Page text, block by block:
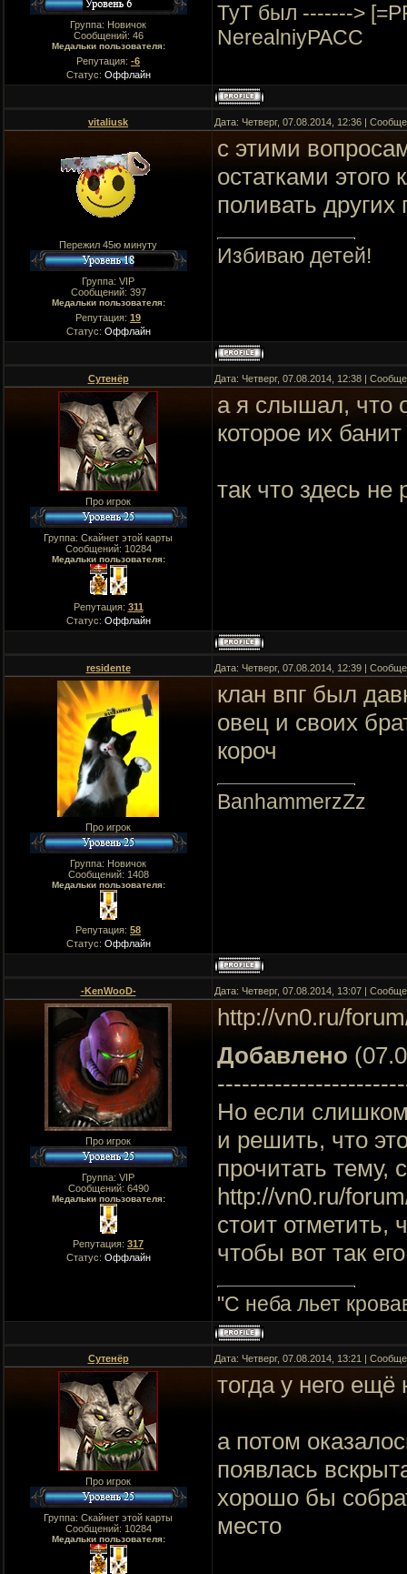
Группа: Новичок
Сообщений: 46
Медальки пользователя:
Репутация: -6
Статус: Оффлайн
ТуТ был ------->
NerealniyPACC
vitaliusk Дата: Четверг, 07.08.2014, 12:36 |
Пережил 45ю минуту
Группа: VIP
Сообщений: 397
Медальки пользователя:
Репутация: 19
Статус: Оффлайн
с этими
остатками
поливать
Избиваю детей!
Сутенёр Дата: Четверг, 07.08.2014, 12:38 |
Про игрок
Группа: Скайнет этой карты
Сообщений: 10284
Медальки пользователя:
Репутация: 311
Статус: Оффлайн
а я слышал, что
которое их
так что здесь
residente Дата: Четверг, 07.08.2014, 12:39 |
Про игрок
Группа: Новичок
Сообщений: 1408
Медальки пользователя:
Репутация: 58
Статус: Оффлайн
клан впг был
овец и своих
короч
BanhammerzZz
-KenWooD- Дата: Четверг, 07.08.2014, 13:07 |
Про игрок
Группа: VIP
Сообщений: 6490
Медальки пользователя:
Репутация: 317
Статус: Оффлайн
http://vn0.ru/
Добавлено
Но если
и решить, что
прочитать тему,
http://vn0.ru/
стоит отметить,
чтобы вот так
"C неба льет
Сутенёр Дата: Четверг, 07.08.2014, 13:21 |
Про игрок
Группа: Скайнет этой карты
Сообщений: 10284
Медальки пользователя:
тогда у него
а потом
появлась
хорошо бы
место